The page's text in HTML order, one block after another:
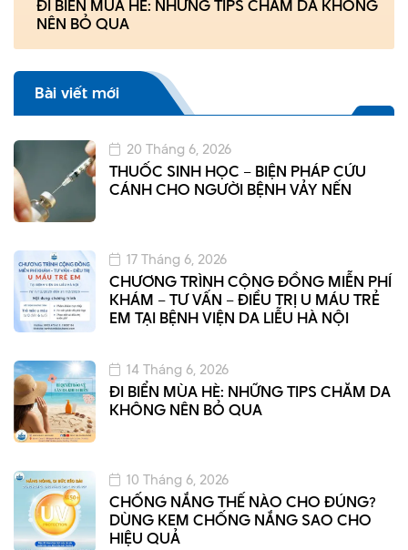
ĐI BIỂN MÙA HÈ: NHỮNG TIPS CHĂM DA KHÔNG
NÊN BỎ QUA
Bài viết mới
THUỐC SINH HỌC – BIỆN PHÁP CỨU
CÁNH CHO NGƯỜI BỆNH VẢY NẾN
20 Tháng 6, 2026
CHƯƠNG TRÌNH CỘNG ĐỒNG MIỄN PHÍ
KHÁM – TƯ VẤN – ĐIỀU TRỊ U MÁU TRẺ
EM TẠI BỆNH VIỆN DA LIỄU HÀ NỘI
17 Tháng 6, 2026
ĐI BIỂN MÙA HÈ: NHỮNG TIPS CHĂM DA
KHÔNG NÊN BỎ QUA
14 Tháng 6, 2026
CHỐNG NẮNG THẾ NÀO CHO ĐÚNG?
DÙNG KEM CHỐNG NẮNG SAO CHO
HIỆU QUẢ
10 Tháng 6, 2026